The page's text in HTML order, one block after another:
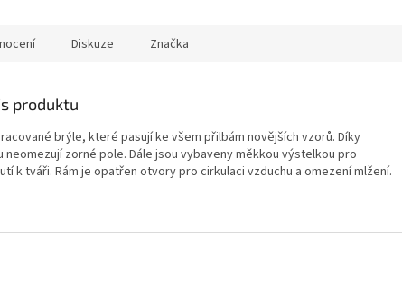
Diskuze Značka
produktu
brýle, které pasují ke všem přilbám novějších vzorů. Díky
neomezují zorné pole. Dále jsou vybaveny měkkou výstelkou pro
k tváři. Rám je opatřen otvory pro cirkulaci vzduchu a omezení mlžení.